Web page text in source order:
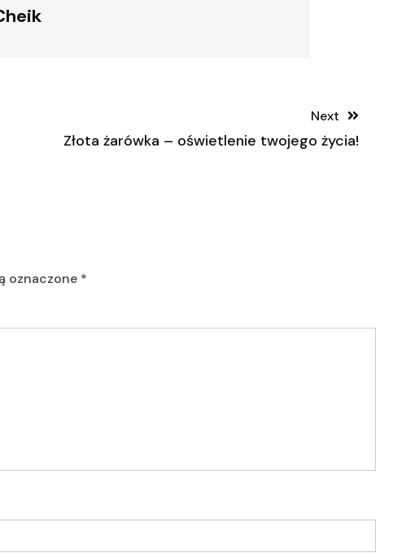
Next
Złota żarówka – oświetlenie twojego życia!
oznaczone *